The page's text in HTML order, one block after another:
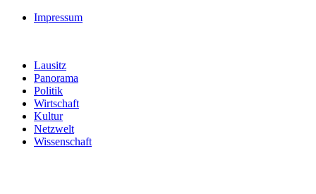
Impressum
Lausitz
Panorama
Politik
Wirtschaft
Kultur
Netzwelt
Wissenschaft